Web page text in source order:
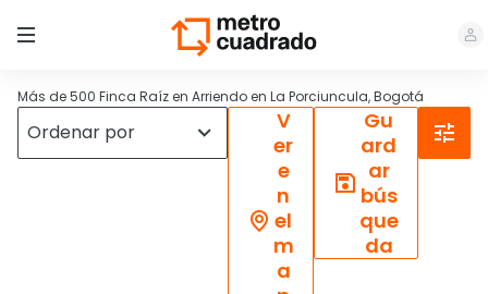
Más de 500 Finca Raíz en Arriendo en La Porciuncula, Bogotá
V
er
e
n
el
m
a
Gu
ard
ar
bús
que
da